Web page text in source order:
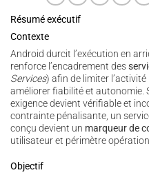
Résumé exécutif
Contexte
Android durcit l’exécution en
renforce l’encadrement des
Services) afin de limiter
améliorer fiabilité et autonomie.
exigence devient vérifiable et
contrainte pénalisante, un
conçu devient un marqueur de
utilisateur et périmètre
Objectif